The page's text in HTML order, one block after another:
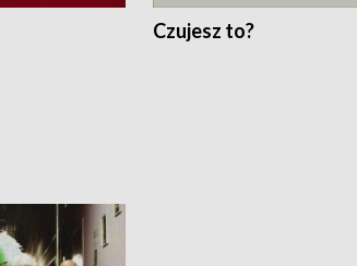
Czujesz to?